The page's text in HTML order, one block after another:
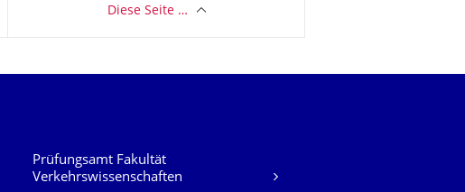
Diese Seite …
Prüfungsamt Fakultät
Verkehrswissenschaften